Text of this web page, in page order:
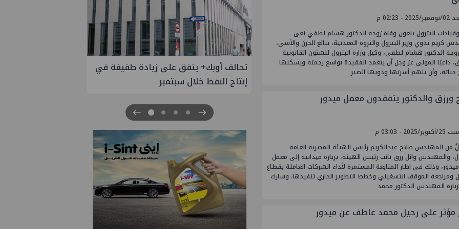
- 02:23 م
وقيادات البترول ينعون وفاة زوجة الدكتور هشام لطفي نعى
كريم بدوي وزير البترول والثروة المعدنية، ببالغ الحزن والأسى،
الدكتور هشام لطفي، وكيل وزارة البترول للشئون القانونية
داعيًا المولى عز وجل أن يتغمد الفقيدة بواسع رحمته ويسكنها
وأن يلهم أسرتها وذويها الصبر
ورزق والدكتور يتفقدون معمل ميدور
2025 - 03:03 م
من المهندس صلاح عبدالكريم رئيس الهيئة المصرية العامة
والمهندس وائل رزق نائب رئيس الهيئة، بزيارة ميدانية إلى معمل
وذلك في إطار المتابعة المستمرة لأداء الشركات العاملة بقطاع
ومراجعة الموقف التشغيلي وخطط التطوير الجاري تنفيذها. وشارك
المهندس الدكتور محمد
مؤثر على رحيل محمد عاطف عن ميدور
تحالف أوبك+ يتفق على زيادة طفيفة في
إنتاج النفط خلال سبتمبر
إسدال الستار على النسخة الثانية من
"منتدى مصر للطاقة والصناعة 2026" بنجاح